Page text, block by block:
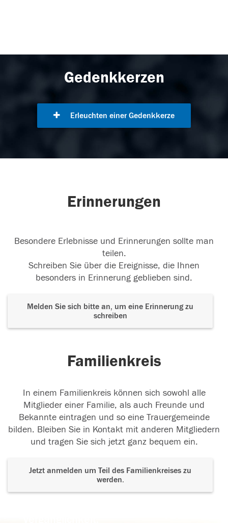
Gedenkkerzen
Erleuchten einer Gedenkkerze
Erinnerungen
Besondere Erlebnisse und Erinnerungen sollte man
teilen.
Schreiben Sie über die Ereignisse, die Ihnen
besonders in Erinnerung geblieben sind.
Melden Sie sich bitte an, um eine Erinnerung zu
schreiben
Familienkreis
In einem Familienkreis können sich sowohl alle
Mitglieder einer Familie, als auch Freunde und
Bekannte eintragen und so eine Trauergemeinde
bilden. Bleiben Sie in Kontakt mit anderen Mitgliedern
und tragen Sie sich jetzt ganz bequem ein.
Jetzt anmelden um Teil des Familienkreises zu
werden.